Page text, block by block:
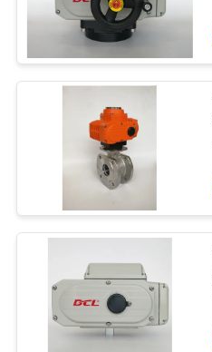
ПУТЕШЕСТВИЕ
ФАБРИКИ
ПРОВЕРКА
КАЧЕСТВА
СВЯЖИТЕСЬ
МЫ
СПРОСИТЕ
ЦИТАТУ